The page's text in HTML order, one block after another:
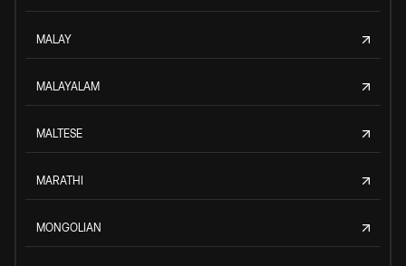
MALAY
MALAYALAM
MALTESE
MARATHI
MONGOLIAN